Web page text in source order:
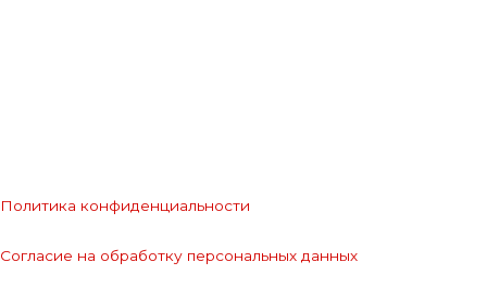
Политика конфиденциальности
Согласие на обработку персональных данных